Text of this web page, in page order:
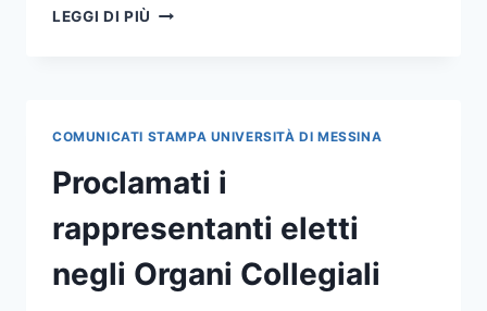
LEGGI DI PIÙ COSTITUITA
COMUNICATI STAMPA UNIVERSITÀ DI MESSINA
Proclamati i
rappresentanti eletti
negli Organi Collegiali